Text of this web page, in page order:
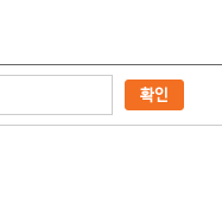
확인